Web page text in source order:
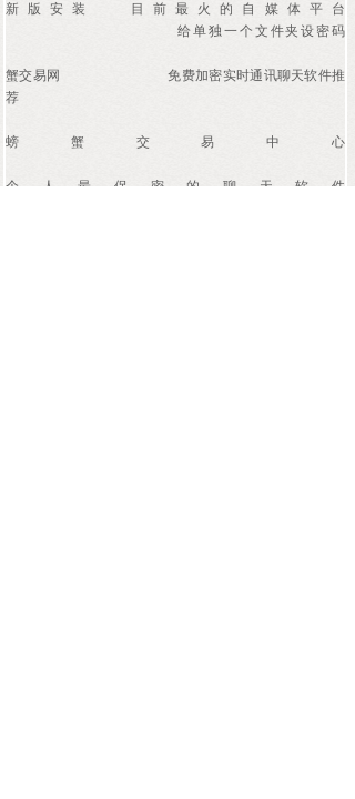
新版安装
目前最火的自媒体平台
给单独一个文件夹设密码
蟹交易网
免费加密实时通讯聊天软件推
荐
螃蟹交易中心
个人最保密的聊天软件